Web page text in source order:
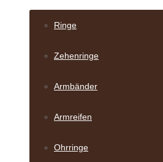
Ringe
Zehenringe
Armbänder
Armreifen
Ohrringe